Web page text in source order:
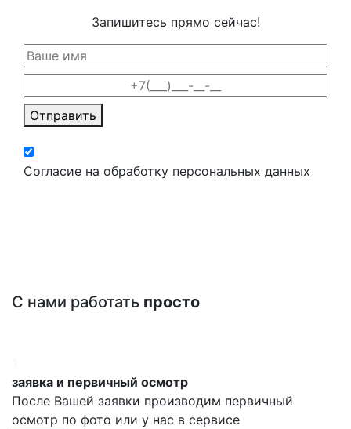
Запишитесь прямо сейчас!
Отправить
Согласие на обработку персональных данных
С нами работать просто
заявка и первичный осмотр
После Вашей заявки производим первичный
осмотр по фото или у нас в сервисе